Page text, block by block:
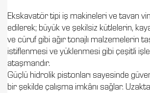
Ekskavatör tipi iş makineleri ve tavan
edilerek; büyük ve şekilsiz kütlelerin,
ve cüruf gibi ağır tonajlı malzemelerin
istiflenmesi ve yüklenmesi gibi çeşitli
ataşmandır.
Güçlü hidrolik pistonları sayesinde
bir şekilde çalışma imkânı sağlar.